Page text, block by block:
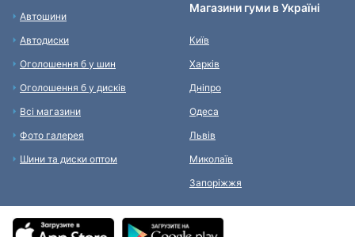
Автошини
Автодиски
Оголошення б у шин
Оголошення б у дисків
Всі магазини
Фото галерея
Шини та диски оптом
Магазини гуми в Україні
Київ
Харків
Дніпро
Одеса
Львів
Миколаїв
Запоріжжя